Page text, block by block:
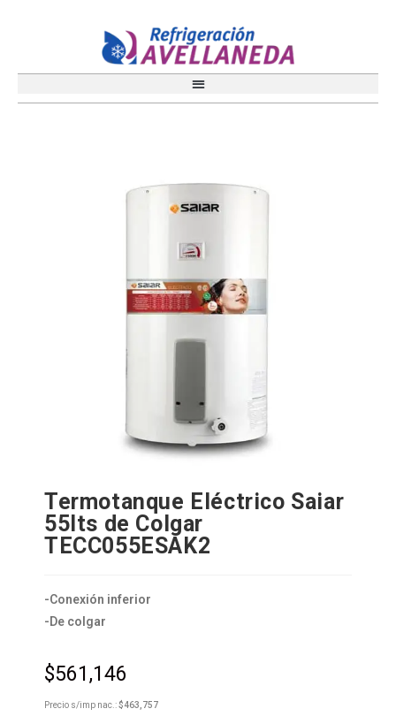
Termotanque Eléctrico Saiar
55lts de Colgar
TECC055ESAK2
-Conexión inferior
-De colgar
$561,146
Precio s/imp nac.:$463,757